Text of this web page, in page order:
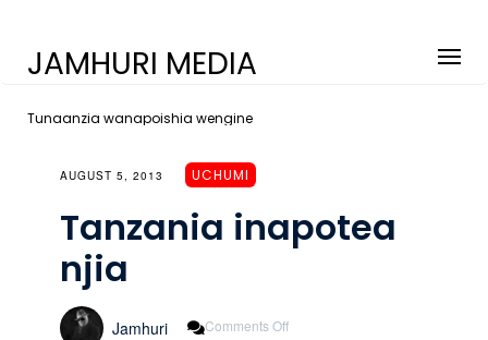
JAMHURI MEDIA
Tunaanzia wanapoishia wengine
AUGUST 5, 2013 UCHUMI
Tanzania inapotea
njia
Jamhuri Comments Off